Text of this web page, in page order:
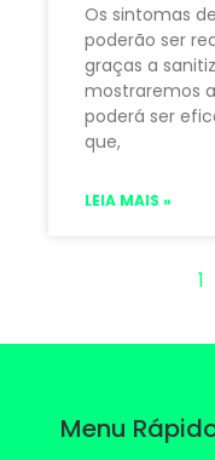
Os sintomas
poderão ser
graças a
mostraremos
poderá ser
que,
LEIA MAIS »
1
Menu